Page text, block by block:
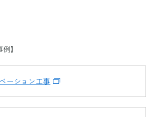
】
ーション工事